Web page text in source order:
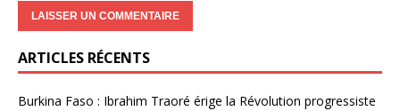
ARTICLES RÉCENTS
Burkina Faso : Ibrahim Traoré érige la Révolution progressiste